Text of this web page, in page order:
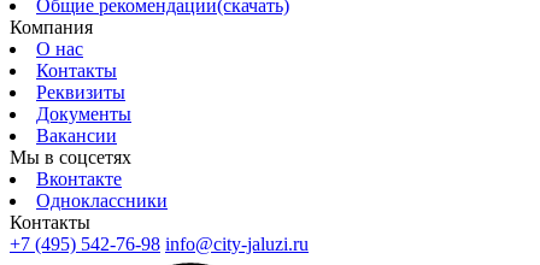
Общие рекомендации(скачать)
Компания
О нас
Контакты
Реквизиты
Документы
Вакансии
Мы в соцсетях
Вконтакте
Одноклассники
Контакты
+7 (495) 542-76-98 info@city-jaluzi.ru